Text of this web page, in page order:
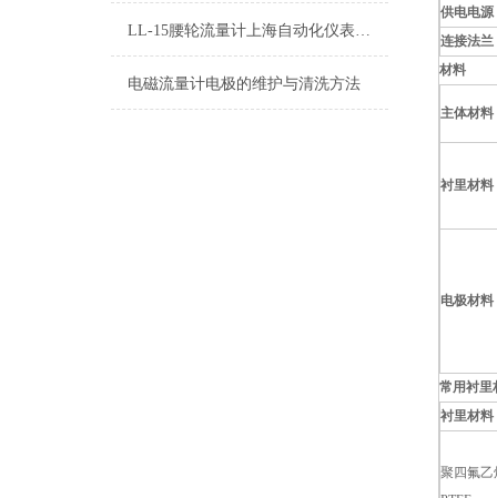
LL-15腰轮流量计上海自动化仪表九厂LDCK-800电磁流量计
电磁流量计电极的维护与清洗方法
供电电源
连接法兰
材料
主体材料
衬里材料
电极材料
常用衬里
衬里材料
聚四氟乙